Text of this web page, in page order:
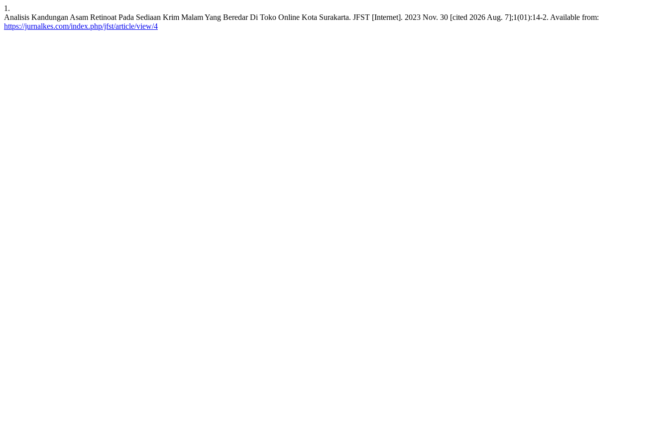
1.
Analisis Kandungan Asam Retinoat Pada Sediaan Krim Malam Yang Beredar Di Toko Online Kota Surakarta. JFST [Internet]. 2023 Nov. 30 [cited 2026 Aug. 7];1(01):14-2. Available from:
https://jurnalkes.com/index.php/jfst/article/view/4